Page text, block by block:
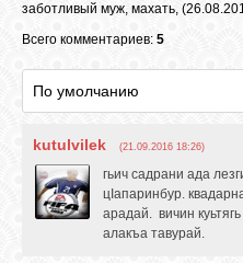
GOOGLE+
заботливый муж, махать,
Всего комментариев: 5
kutulvilek (21.09.2016 18:26)
гьич садрани ада
цIапаринбур.
арадай. вичин
алакъа тавурай.